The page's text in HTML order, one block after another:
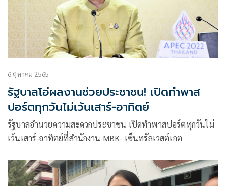
6 ตุลาคม 2565
รัฐบาลโอ่ผลงานช่วยประชาชน! เปิดทำพาส
ปอร์ตทุกวันไม่เว้นเสาร์-อาทิตย์
รัฐบาลอำนวยความสะดวกประชาชน เปิดทำพาสปอร์ตทุกวันไม่
เว้นเสาร์-อาทิตย์ที่สำนักงาน MBK- เซ็นทรัลเวสต์เกต